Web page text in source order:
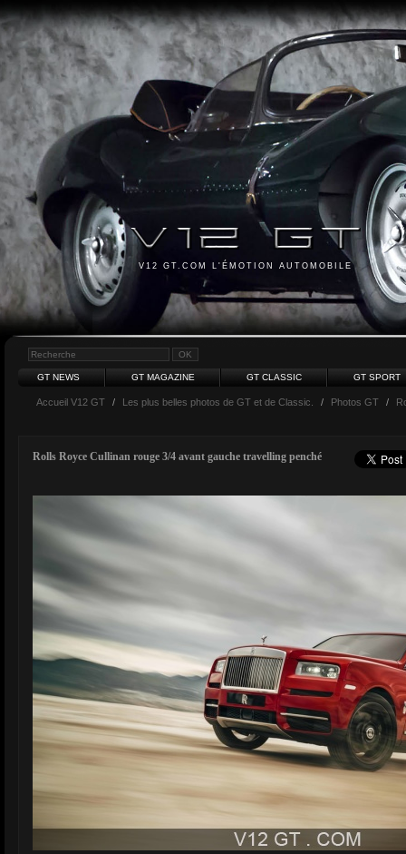
V12 GT.COM L'ÉMOTION AUTOMOBILE
GT NEWS GT MAGAZINE GT CLASSIC GT SPORT
Accueil V12 GT / Les plus belles photos de GT et de Classic. / Photos GT /
Rolls Royce Cullinan rouge 3/4 avant gauche travelling penché